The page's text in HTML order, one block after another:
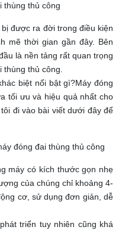
thùng thủ công
được ra đời trong điều kiện
mẽ thời gian gần đây. Bên
là nền tảng rất quan trọng
thủ công.
biệt nổi bật gì?Máy đóng
tối ưu và hiệu quả nhất cho
đi vào bài viết dưới đây để
đóng đai thùng thủ công
máy có kích thước gọn nhẹ
của chúng chỉ khoảng 4-
cơ, sử dụng đơn giản, dễ
triển tuy nhiên cũng khá